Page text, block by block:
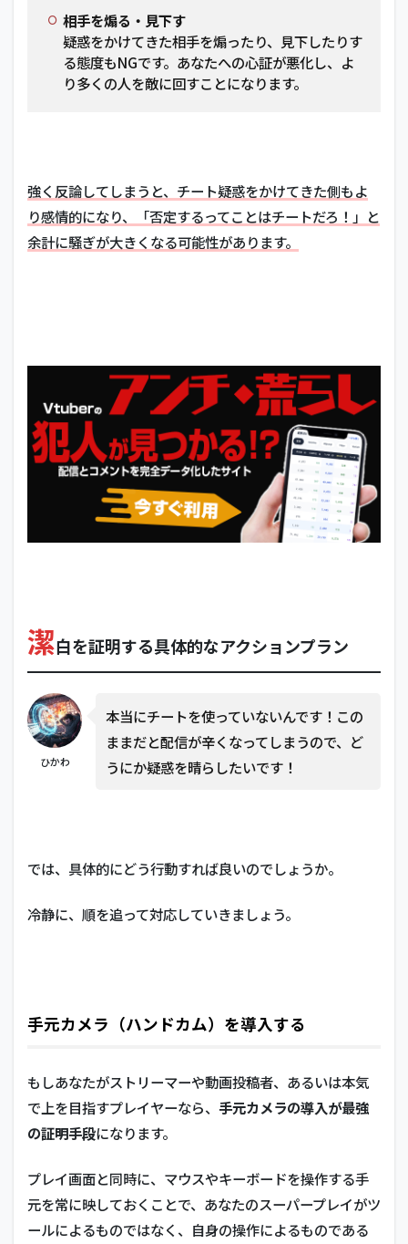
相手を煽る・見下す
疑惑をかけてきた相手を煽ったり、見下したりす
る態度もNGです。あなたへの心証が悪化し、よ
り多くの人を敵に回すことになります。
強く反論してしまうと、チート疑惑をかけてきた側もよ
り感情的になり、「否定するってことはチートだろ！」と
余計に騒ぎが大きくなる可能性があります。
潔白を証明する具体的なアクションプラン
ひかわ
本当にチートを使っていないんです！この
ままだと配信が辛くなってしまうので、ど
うにか疑惑を晴らしたいです！
では、具体的にどう行動すれば良いのでしょうか。
冷静に、順を追って対応していきましょう。
手元カメラ（ハンドカム）を導入する
もしあなたがストリーマーや動画投稿者、あるいは本気
で上を目指すプレイヤーなら、 手元カメラの導入が最強
の証明手段になります。
プレイ画面と同時に、マウスやキーボードを操作する手
元を常に映しておくことで、あなたのスーパープレイがツ
ールによるものではなく、自身の操作によるものである